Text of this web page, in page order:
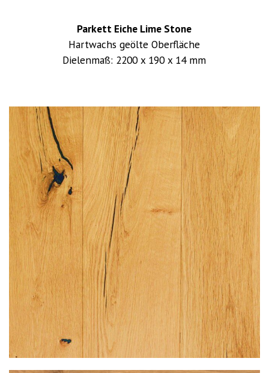
Parkett Eiche Lime Stone
Hartwachs geölte Oberfläche
Dielenmaß: 2200 x 190 x 14 mm